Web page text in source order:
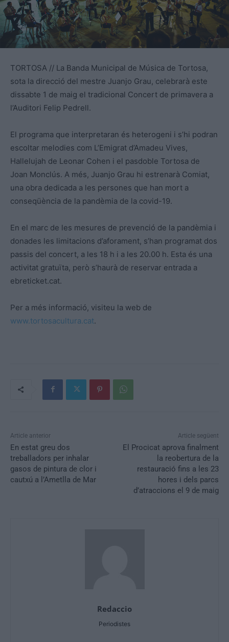
TORTOSA // La Banda Municipal de Música de Tortosa,
sota la direcció del mestre Juanjo Grau, celebrarà este
dissabte 1 de maig el tradicional Concert de primavera a
l’Auditori Felip Pedrell.
El programa que interpretaran és heterogeni i s’hi podran
escoltar melodies com L’Emigrat d’Amadeu Vives,
Hallelujah de Leonar Cohen i el pasdoble Tortosa de
Joan Monclús. A més, Juanjo Grau hi estrenarà Comiat,
una obra dedicada a les persones que han mort a
conseqüència de la pandèmia de la covid-19.
En el marc de les mesures de prevenció de la pandèmia i
donades les limitacions d’aforament, s’han programat dos
passis del concert, a les 18 h i a les 20.00 h. Esta és una
activitat gratuïta, però s’haurà de reservar entrada a
ebreticket.cat.
Per a més informació, visiteu la web de
www.tortosacultura.cat.
Article anterior
En estat greu dos
treballadors per inhalar
gasos de pintura de clor i
cautxú a l’Ametlla de Mar
Article següent
El Procicat aprova finalment
la reobertura de la
restauració fins a les 23
hores i dels parcs
d’atraccions el 9 de maig
Redaccio
Periodistes